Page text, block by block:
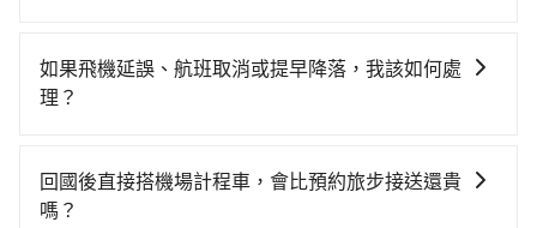
價130元，再用5分鐘出站。全程加上轉車時間共50分
鐘，假設3位同行，高鐵加轉乘之平均每人花費為260
比預約專車省錢，但卻須額外耗費5分鐘在交通時間上，
所以如果你是一秒鐘幾十萬上下的商務人士，又或者深
公里再額外加收$3.2，從桃園機場到高鐵新竹站的花費
預估為$900~1,350（金額差異來自於平假日、車款差
險與可能的罰單都需自付。再者，和運的iRent只提供最
基本的車型，如Toyota Yaris、Prius C、Vios這類乘坐
灣大車隊、Uber、Line Taxi、Yoxi等，如果在路邊攔不
到車，也可考慮打電話至桃園機場附近的計程車隊，如
1,435~1,700元間，若改選tripool的專車服務可再更便
宜。但如果要考慮到回程，新竹縣僅有合法計程車約730
如果飛機延誤、航班取消或提早降落，我該如何處
理？
前透過官網的線上客服告知，我方會盡力協助重新安排
車輛，讓乘客能落地後順利離開機場。但如事先沒有告
回國後直接搭機場計程車，會比預約旅步接送還貴
嗎？